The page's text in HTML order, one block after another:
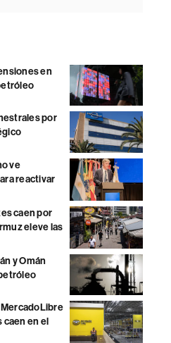
en
por
ve
reactivar
caen por
eleve las
y Omán
caen en el